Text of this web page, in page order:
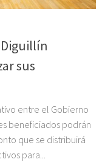
Diguillín
sus
entre el Gobierno
beneficiados podrán
que se distribuirá
para...